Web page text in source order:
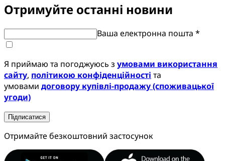
Отримуйте останні новини
Ваша електронна пошта *
Я приймаю та погоджуюсь з умовами використання
сайту, політикою конфіденційності та
умовами договору купівлі-продажу (споживацької
угоди)
Підписатися
Отримайте безкоштовний застосунок